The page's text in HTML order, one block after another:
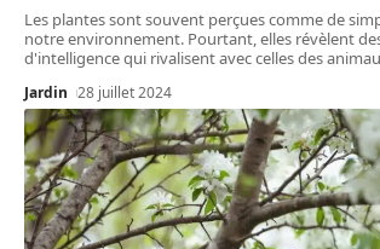
Les plantes sont souvent perçues comme de
notre environnement. Pourtant, elles révèlent
d'intelligence qui rivalisent avec celles des
Jardin 28 juillet 2024